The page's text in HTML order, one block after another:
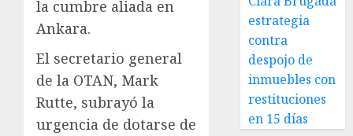
la cumbre aliada en
Ankara.
El secretario general
de la OTAN, Mark
Rutte, subrayó la
urgencia de dotarse de
estrategia
contra
despojo de
inmuebles con
restituciones
en 15 días